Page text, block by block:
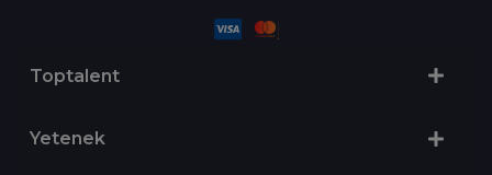
Toptalent
Yetenek